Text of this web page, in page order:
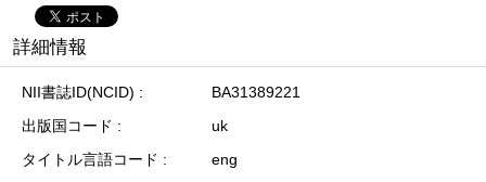
詳細情報
NII書誌ID(NCID)
BA31389221
出版国コード
uk
タイトル言語コード
eng